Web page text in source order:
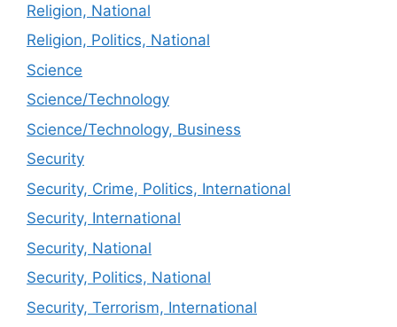
Religion, National
Religion, Politics, National
Science
Science/Technology
Science/Technology, Business
Security
Security, Crime, Politics, International
Security, International
Security, National
Security, Politics, National
Security, Terrorism, International